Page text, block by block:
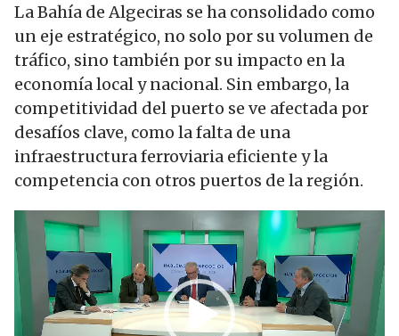
La Bahía de Algeciras se ha consolidado como
un eje estratégico, no solo por su volumen de
tráfico, sino también por su impacto en la
economía local y nacional. Sin embargo, la
competitividad del puerto se ve afectada por
desafíos clave, como la falta de una
infraestructura ferroviaria eficiente y la
competencia con otros puertos de la región.
Reproductor
de
vídeo